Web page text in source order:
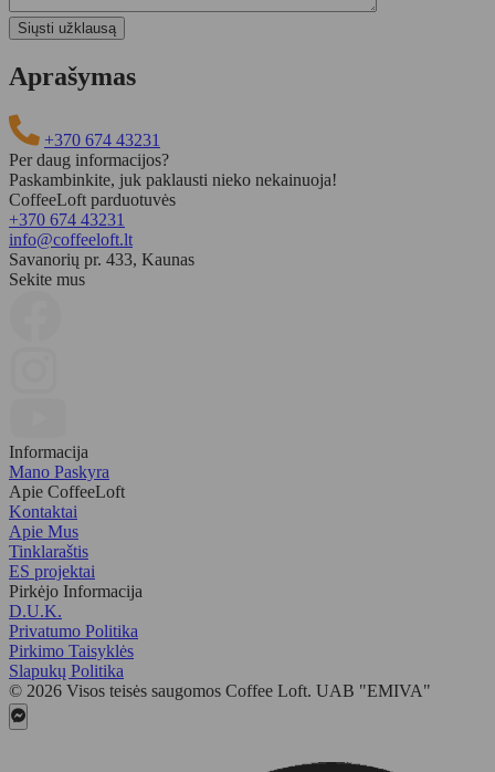
Aprašymas
+370 674 43231
Per daug informacijos?
Paskambinkite, juk paklausti nieko nekainuoja!
CoffeeLoft parduotuvės
+370 674 43231
info@coffeeloft.lt
Savanorių pr. 433, Kaunas
Sekite mus
Informacija
Mano Paskyra
Apie CoffeeLoft
Kontaktai
Apie Mus
Tinklaraštis
ES projektai
Pirkėjo Informacija
D.U.K.
Privatumo Politika
Pirkimo Taisyklės
Slapukų Politika
© 2026 Visos teisės saugomos Coffee Loft. UAB "EMIVA"